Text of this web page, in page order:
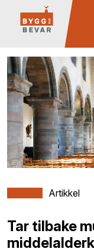
Artikkel
Tar tilbake